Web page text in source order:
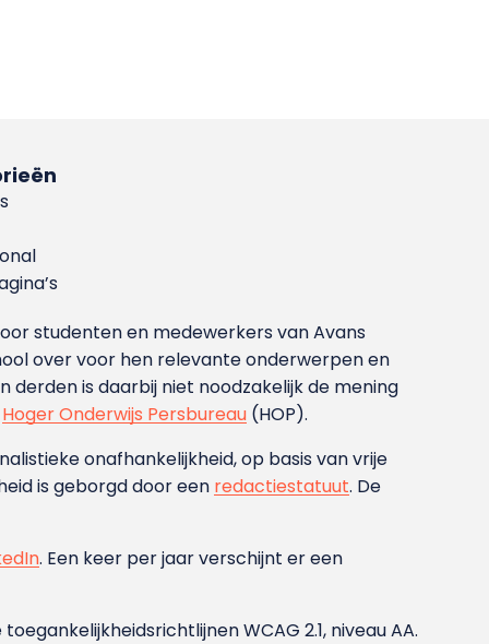
studenten en medewerkers van Avans
over voor hen relevante onderwerpen en
is daarbij niet noodzakelijk de mening
Hoger Onderwijs Persbureau (HOP).
onafhankelijkheid, op basis van vrije
is geborgd door een redactiestatuut. De
. Een keer per jaar verschijnt er een
WCAG 2.1, niveau AA.